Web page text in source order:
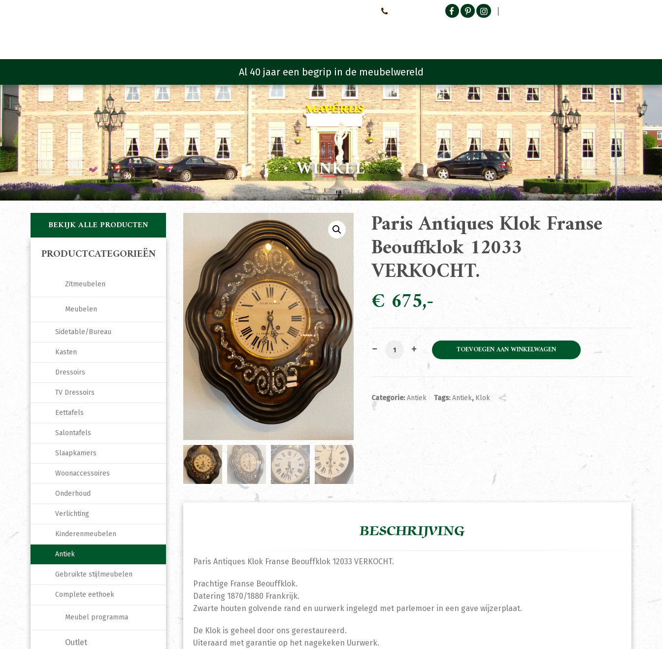
WINKEL
Paris Antiques Klok Franse
Beouffklok 12033
VERKOCHT.
€ 675
Paris Antiques Klok Franse Beouffklok 12033 VERKOCHT. aantal
TOEVOEGEN AAN WINKELWAGEN
Categorie:Antiek Tags:Antiek, Klok
BESCHRIJVING
Paris Antiques Klok Franse Beouffklok 12033 VERKOCHT.
Prachtige Franse Beouffklok.
Datering 1870/1880 Frankrijk.
Zwarte houten golvende rand en uurwerk ingelegd met parlemoer in een gave wijzerplaat.
De Klok is geheel door ons gerestaureerd.
Uiteraard met garantie op het nagekeken Uurwerk.
BEKIJK ALLE PRODUCTEN
PRODUCTCATEGORIEËN
Zitmeubelen
Meubelen
Sidetable/Bureau
Kasten
Dressoirs
TV Dressoirs
Eettafels
Salontafels
Slaapkamers
Woonaccessoires
Onderhoud
Verlichting
Kinderenmeubelen
Antiek
Gebruikte stijlmeubelen
Complete eethoek
Meubel programma
Outlet